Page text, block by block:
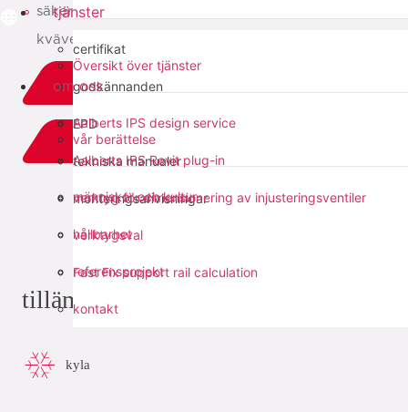
certifikat
godkännanden
EPD
tekniska manualer
monteringsanvisningar
tjänster
Översikt över tjänster
Aalberts IPS design service
Aalberts IPS Revit plug-in
verktyg för dimensionering av injusteringsventiler
verktygsval
Fast Fix support rail calculation
om oss
vår berättelse
människor och kultur
hållbarhet
referensprojekt
kontakt
säker användning eftersom varken lödning eller
kväverening krävs
dela med sig:
tillämpningar
kyla